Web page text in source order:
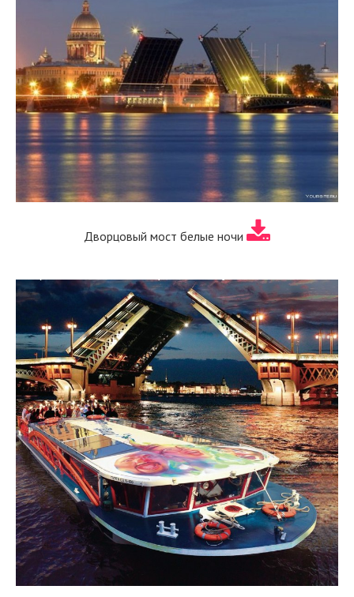
Дворцовый мост белые ночи